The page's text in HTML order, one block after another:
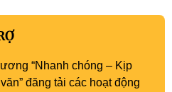
“Nhanh chóng – Kịp
đăng tải các hoạt động